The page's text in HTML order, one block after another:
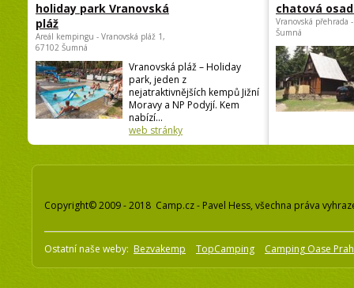
holiday park Vranovská
pláž
Areál kempingu - Vranovská pláž 1,
67102 Šumná
Vranovská pláž – Holiday
park, jeden z
nejatraktivnějších kempů Jižní
Moravy a NP Podyjí. Kem
nabízí...
web stránky
chatová
Vranovská přehrada
Šumná
Copyright© 2009 - 2018 Camp.cz - Pavel Hess, všechna práva
Ostatní naše weby: Bezvakemp TopCamping Camping Oase